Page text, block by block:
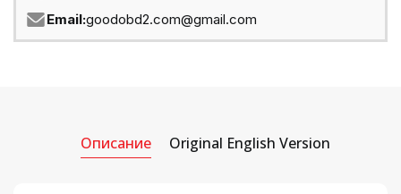
Email:goodobd2.com@gmail.com
Описание Original English Version